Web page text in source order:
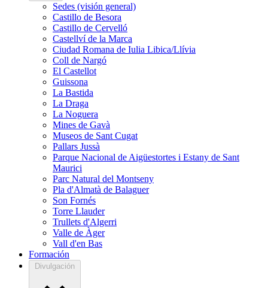
Sedes (visión general)
Castillo de Besora
Castillo de Cervelló
Castellví de la Marca
Ciudad Romana de Iulia Libica/Llívia
Coll de Nargó
El Castellot
Guissona
La Bastida
La Draga
La Noguera
Mines de Gavà
Museos de Sant Cugat
Pallars Jussà
Parque Nacional de Aigüestortes i Estany de Sant
Maurici
Parc Natural del Montseny
Pla d'Almatà de Balaguer
Son Fornés
Torre Llauder
Trullets d'Algerri
Valle de Àger
Vall d'en Bas
Formación
Divulgación